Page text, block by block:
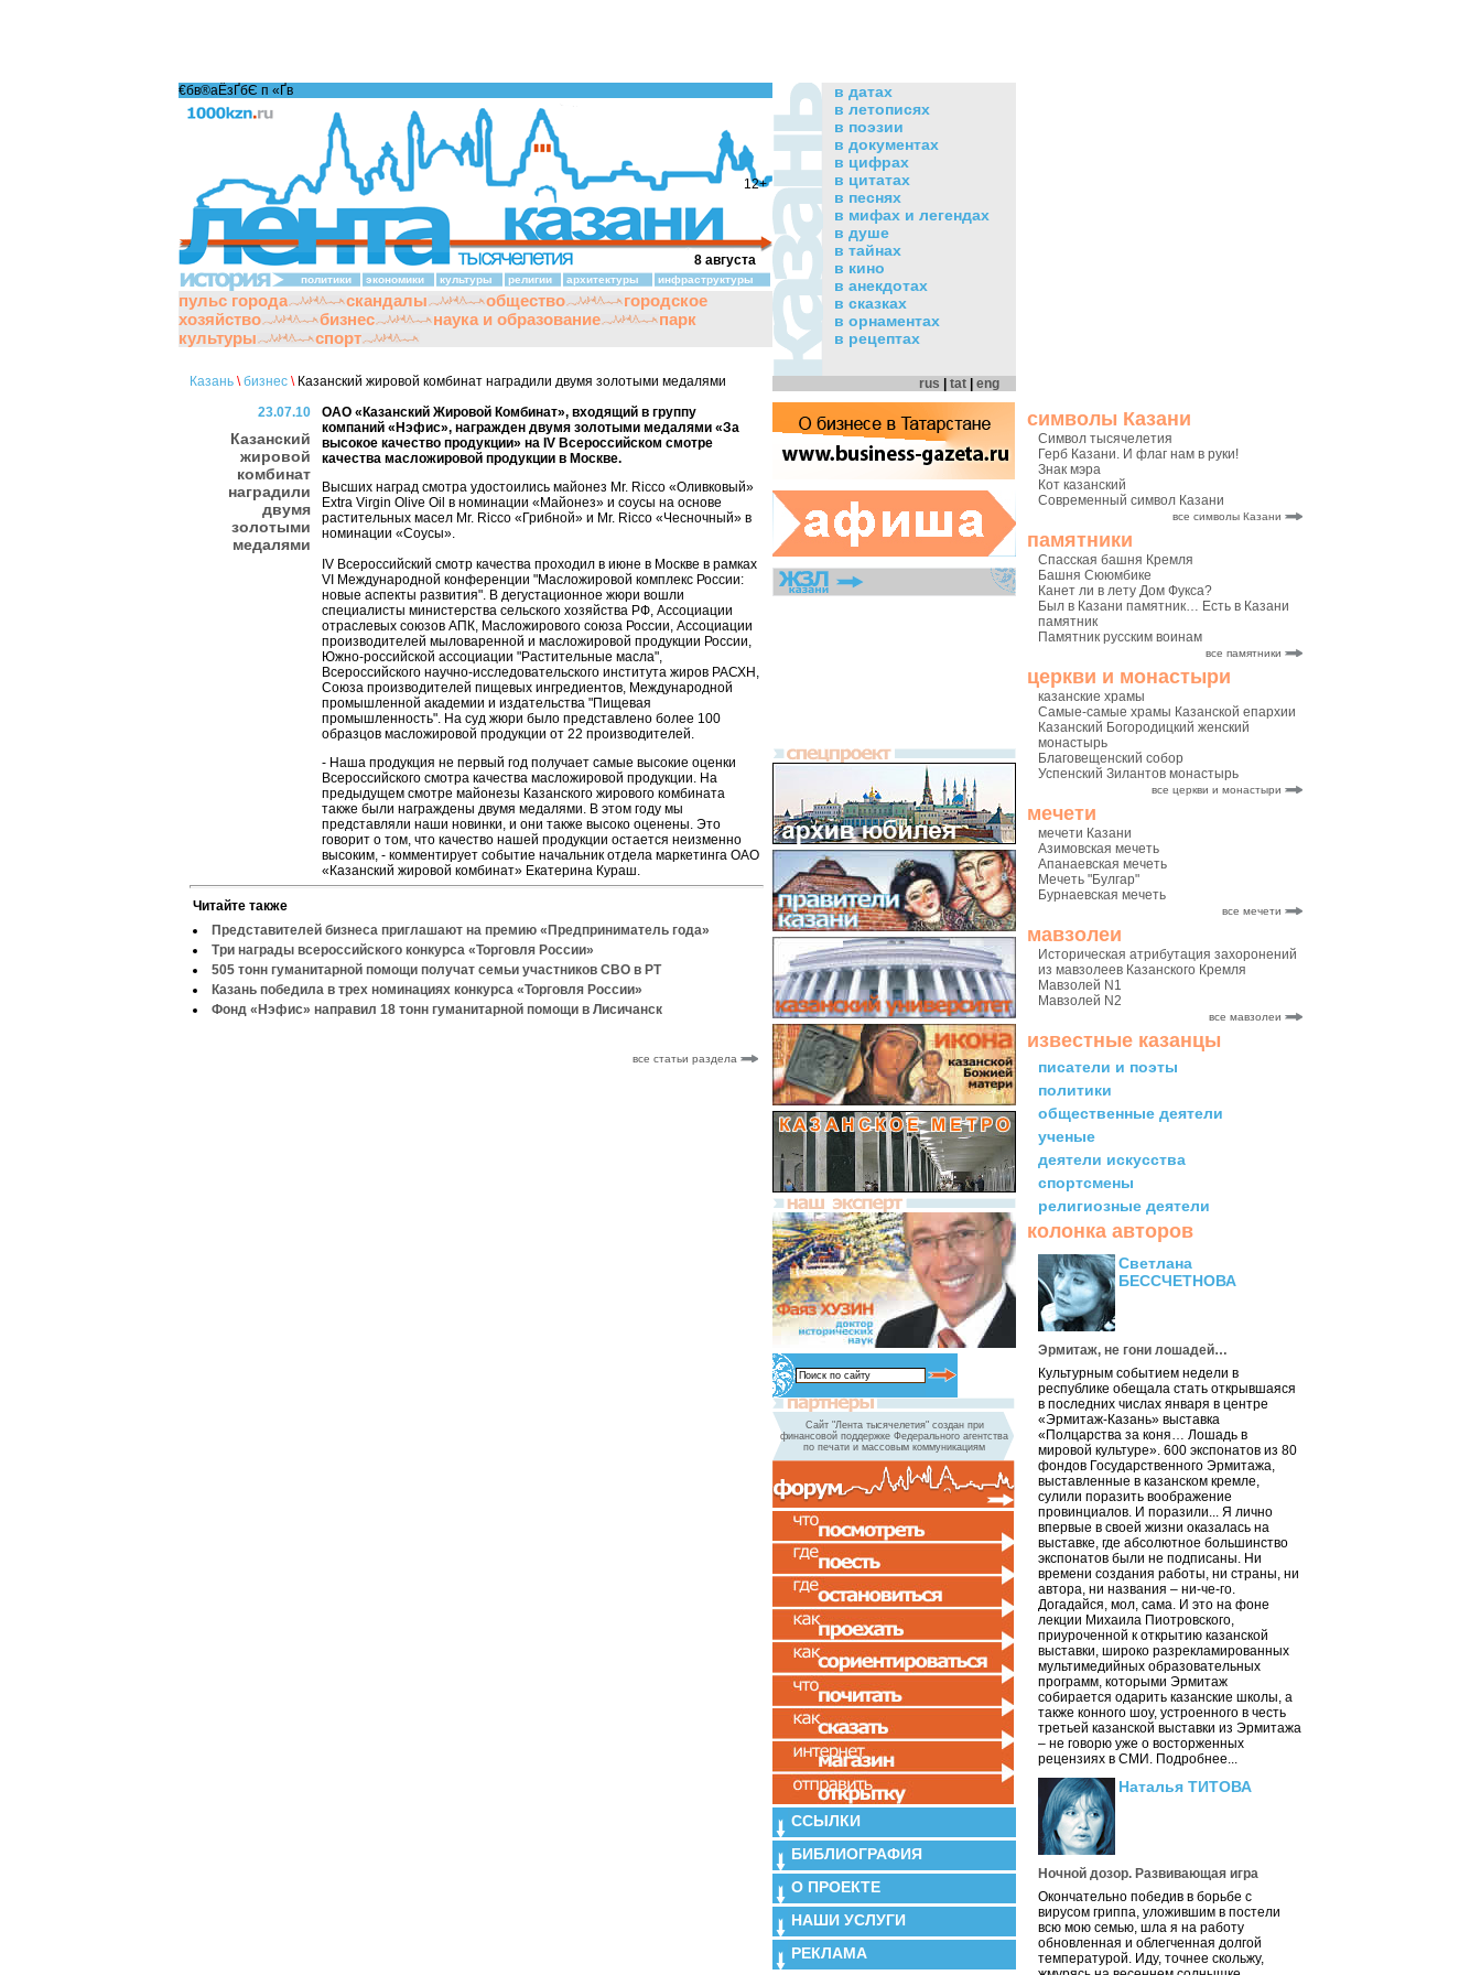
символы Казани
Символ тысячелетия
Герб Казани. И флаг нам в руки!
Знак мэра
Кот казанский
Современный символ Казани
все символы Казани
памятники
Спасская башня Кремля
Башня Сююмбике
Канет ли в лету Дом Фукса?
Был в Казани памятник… Есть в Казани
памятник
Памятник русским воинам
все памятники
церкви и монастыри
казанские храмы
Самые-самые храмы Казанской епархии
Казанский Богородицкий женский
монастырь
Благовещенский собор
Успенский Зилантов монастырь
все церкви и монастыри
мечети
мечети Казани
Азимовская мечеть
Апанаевская мечеть
Мечеть "Булгар"
Бурнаевская мечеть
все мечети
мавзолеи
Историческая атрибутация захоронений
из мавзолеев Казанского Кремля
Мавзолей N1
Мавзолей N2
все мавзолеи
известные казанцы
писатели и поэты
политики
общественные деятели
ученые
деятели искусства
спортсмены
религиозные деятели
колонка авторов
Светлана
БЕССЧЕТНОВА
Эрмитаж, не гони лошадей…
Культурным событием недели в
республике обещала стать открывшаяся
в последних числах января в центре
«Эрмитаж-Казань» выставка
«Полцарства за коня… Лошадь в
мировой культуре». 600 экспонатов из 80
фондов Государственного Эрмитажа,
выставленные в казанском кремле,
сулили поразить воображение
провинциалов. И поразили... Я лично
впервые в своей жизни оказалась на
выставке, где абсолютное большинство
экспонатов были не подписаны. Ни
времени создания работы, ни страны, ни
автора, ни названия – ни-че-го.
Догадайся, мол, сама. И это на фоне
лекции Михаила Пиотровского,
приуроченной к открытию казанской
выставки, широко разрекламированных
мультимедийных образовательных
программ, которыми Эрмитаж
собирается одарить казанские школы, а
также конного шоу, устроенного в честь
третьей казанской выставки из Эрмитажа
– не говорю уже о восторженных
рецензиях в СМИ. Подробнее...
Наталья ТИТОВА
Ночной дозор. Развивающая игра
Окончательно победив в борьбе с
вирусом гриппа, уложившим в постели
всю мою семью, шла я на работу
обновленная и облегченная долгой
температурой. Иду, точнее скольжу,
12+
€бв®аЁзҐбЄ п «Ґ­в
8 августа
политики экономики культуры религии архитектуры инфраструктуры
пульс города скандалы общество
городское
хозяйство
бизнес наука и образование
парк
культуры
спорт
Казань \ бизнес \Казанский жировой комбинат наградили двумя золотыми медалями
23.07.10
Казанский
жировой
комбинат
наградили
двумя
золотыми
медалями
ОАО «Казанский Жировой Комбинат», входящий в группу
компаний «Нэфис», награжден двумя золотыми медалями «За
высокое качество продукции» на IV Всероссийском смотре
качества масложировой продукции в Москве.
Высших наград смотра удостоились майонез Mr. Ricco «Оливковый»
Extra Virgin Olive Oil в номинации «Майонез» и соусы на основе
растительных масел Mr. Ricco «Грибной» и Mr. Ricco «Чесночный» в
номинации «Соусы».
IV Всероссийский смотр качества проходил в июне в Москве в рамках
VI Международной конференции "Масложировой комплекс России:
новые аспекты развития". В дегустационное жюри вошли
специалисты министерства сельского хозяйства РФ, Ассоциации
отраслевых союзов АПК, Масложирового союза России, Ассоциации
производителей мыловаренной и масложировой продукции России,
Южно-российской ассоциации "Растительные масла",
Всероссийского научно-исследовательского института жиров РАСХН,
Союза производителей пищевых ингредиентов, Международной
промышленной академии и издательства "Пищевая
промышленность". На суд жюри было представлено более 100
образцов масложировой продукции от 22 производителей.
- Наша продукция не первый год получает самые высокие оценки
Всероссийского смотра качества масложировой продукции. На
предыдущем смотре майонезы Казанского жирового комбината
также были награждены двумя медалями. В этом году мы
представляли наши новинки, и они также высоко оценены. Это
говорит о том, что качество нашей продукции остается неизменно
высоким, - комментирует событие начальник отдела маркетинга ОАО
«Казанский жировой комбинат» Екатерина Кураш.
Читайте также
Представителей бизнеса приглашают на премию «Предприниматель года»
Три награды всероссийского конкурса «Торговля России»
505 тонн гуманитарной помощи получат семьи участников СВО в РТ
Казань победила в трех номинациях конкурса «Торговля России»
Фонд «Нэфис» направил 18 тонн гуманитарной помощи в Лисичанск
все статьи раздела
в датах
в летописях
в поэзии
в документах
в цифрах
в цитатах
в песнях
в мифах и легендах
в душе
в тайнах
в кино
в анекдотах
в сказках
в орнаментах
в рецептах
rus tat eng
Сайт "Лента тысячелетия" создан при
финансовой поддержке Федерального агентства
по печати и массовым коммуникациям
ССЫЛКИ
БИБЛИОГРАФИЯ
О ПРОЕКТЕ
НАШИ УСЛУГИ
РЕКЛАМА